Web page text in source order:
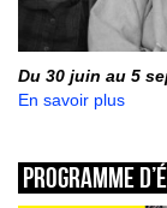
Du 30 juin au 5
En savoir plus
Programme